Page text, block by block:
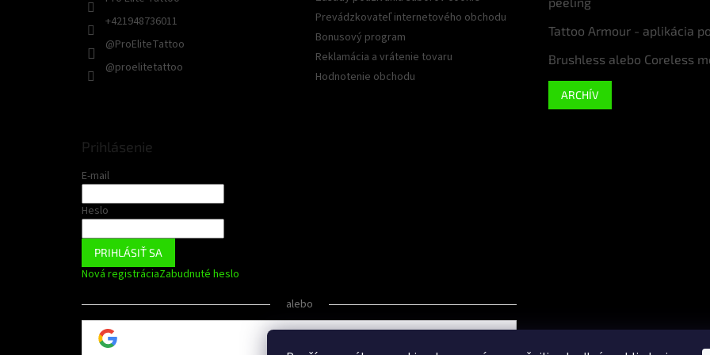
+421948736011
@ProEliteTattoo
@proelitetattoo
Prevádzkovateľ internetového obchodu
Bonusový program
Reklamácia a vrátenie tovaru
Hodnotenie obchodu
Tattoo Armour - aplikácia
Brushless alebo Coreless
ARCHÍV
Prihlásenie
E-mail
Heslo
PRIHLÁSIŤ SA
Nová registráciaZabudnuté heslo
alebo
Prihlásiť sa cez Google